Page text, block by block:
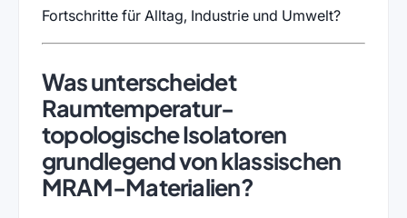
Fortschritte für Alltag, Industrie und Umwelt?
Was unterscheidet
Raumtemperatur-
topologische Isolatoren
grundlegend von klassischen
MRAM-Materialien?